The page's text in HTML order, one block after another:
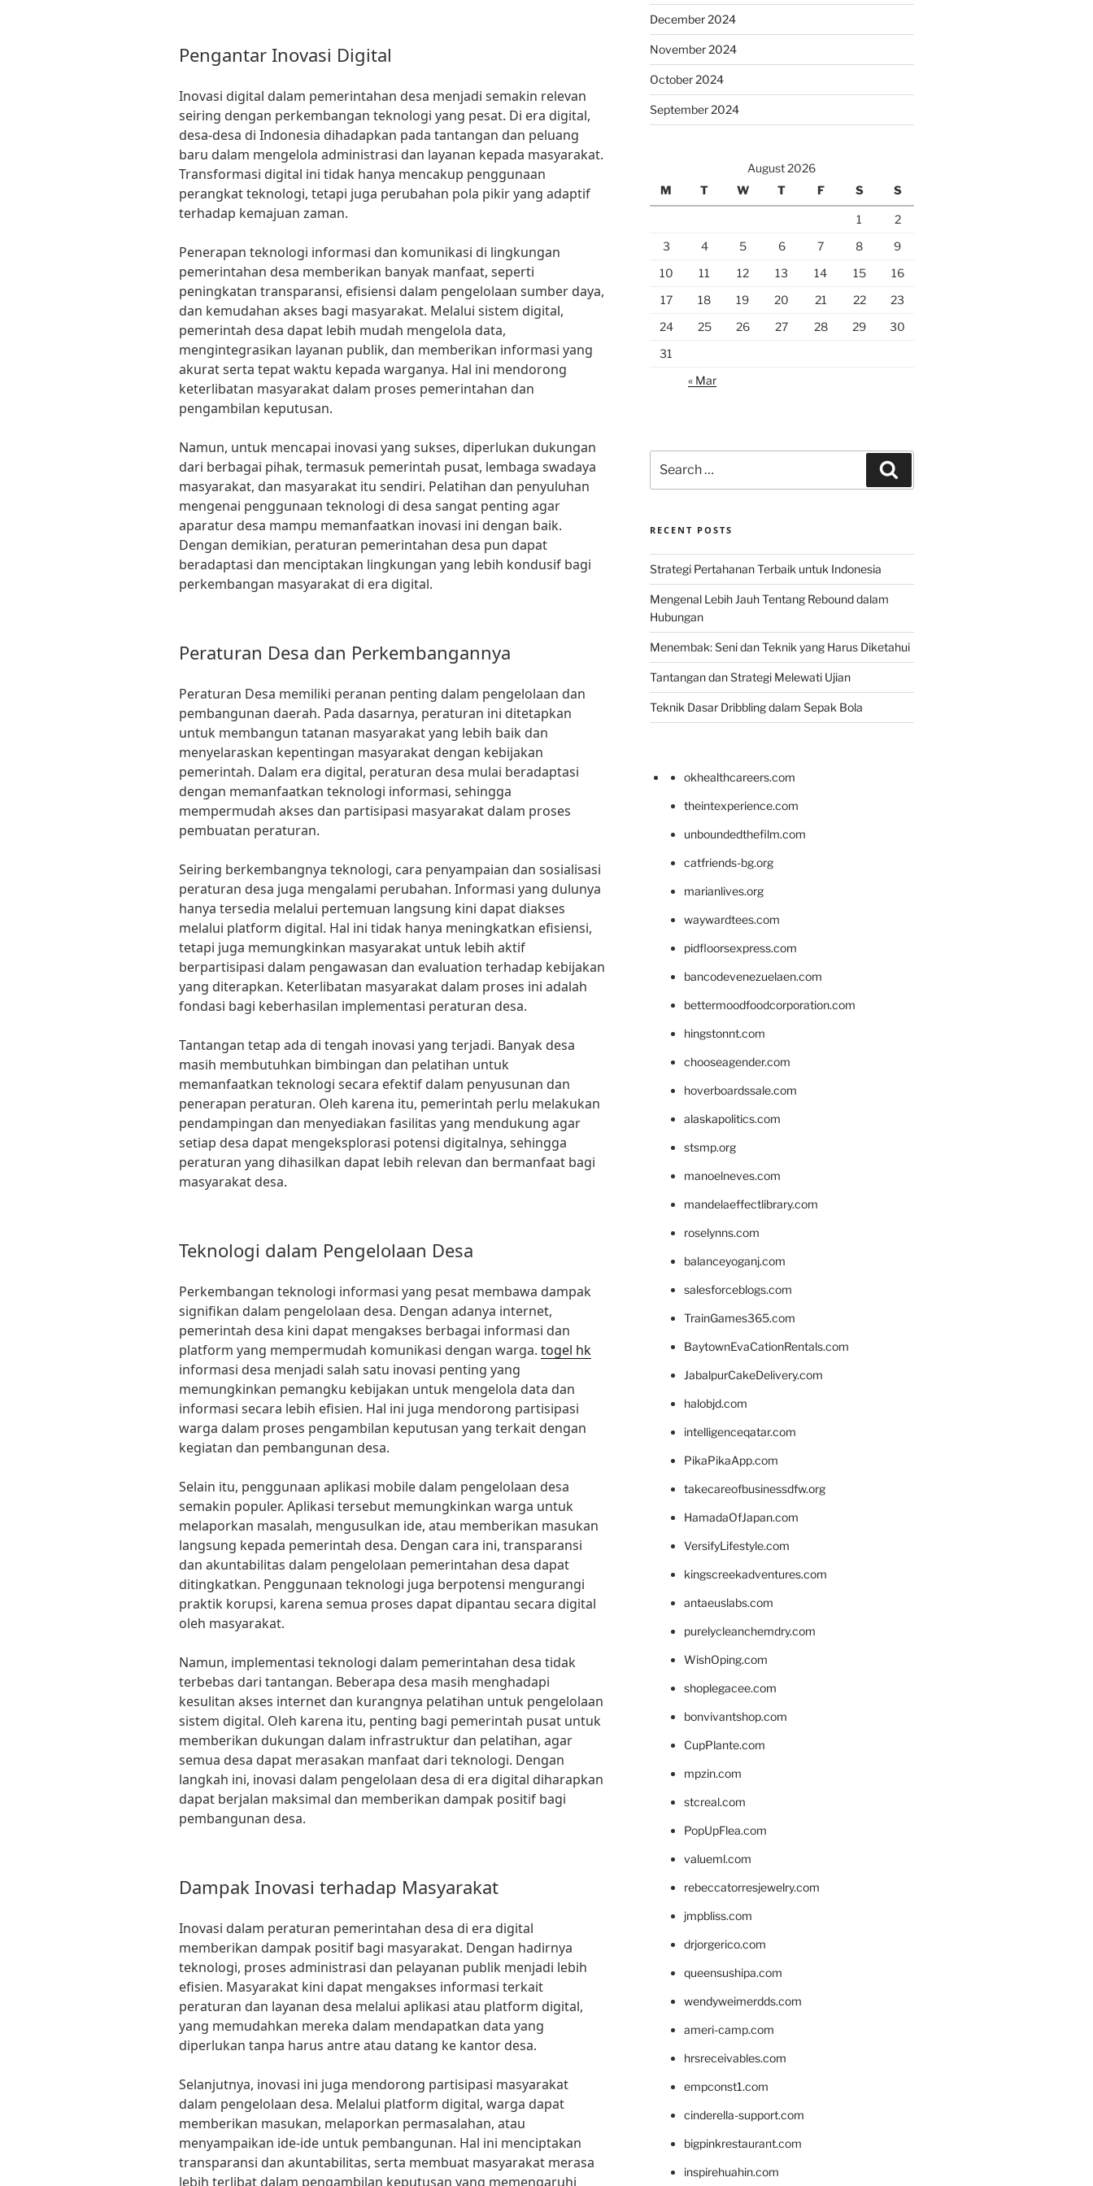
Pengantar Inovasi Digital
Inovasi digital dalam pemerintahan desa menjadi semakin relevan
seiring dengan perkembangan teknologi yang pesat. Di era digital,
desa-desa di Indonesia dihadapkan pada tantangan dan peluang
baru dalam mengelola administrasi dan layanan kepada masyarakat.
Transformasi digital ini tidak hanya mencakup penggunaan
perangkat teknologi, tetapi juga perubahan pola pikir yang adaptif
terhadap kemajuan zaman.
Penerapan teknologi informasi dan komunikasi di lingkungan
pemerintahan desa memberikan banyak manfaat, seperti
peningkatan transparansi, efisiensi dalam pengelolaan sumber daya,
dan kemudahan akses bagi masyarakat. Melalui sistem digital,
pemerintah desa dapat lebih mudah mengelola data,
mengintegrasikan layanan publik, dan memberikan informasi yang
akurat serta tepat waktu kepada warganya. Hal ini mendorong
keterlibatan masyarakat dalam proses pemerintahan dan
pengambilan keputusan.
Namun, untuk mencapai inovasi yang sukses, diperlukan dukungan
dari berbagai pihak, termasuk pemerintah pusat, lembaga swadaya
masyarakat, dan masyarakat itu sendiri. Pelatihan dan penyuluhan
mengenai penggunaan teknologi di desa sangat penting agar
aparatur desa mampu memanfaatkan inovasi ini dengan baik.
Dengan demikian, peraturan pemerintahan desa pun dapat
beradaptasi dan menciptakan lingkungan yang lebih kondusif bagi
perkembangan masyarakat di era digital.
Peraturan Desa dan Perkembangannya
Peraturan Desa memiliki peranan penting dalam pengelolaan dan
pembangunan daerah. Pada dasarnya, peraturan ini ditetapkan
untuk membangun tatanan masyarakat yang lebih baik dan
menyelaraskan kepentingan masyarakat dengan kebijakan
pemerintah. Dalam era digital, peraturan desa mulai beradaptasi
dengan memanfaatkan teknologi informasi, sehingga
mempermudah akses dan partisipasi masyarakat dalam proses
pembuatan peraturan.
Seiring berkembangnya teknologi, cara penyampaian dan sosialisasi
peraturan desa juga mengalami perubahan. Informasi yang dulunya
hanya tersedia melalui pertemuan langsung kini dapat diakses
melalui platform digital. Hal ini tidak hanya meningkatkan efisiensi,
tetapi juga memungkinkan masyarakat untuk lebih aktif
berpartisipasi dalam pengawasan dan evaluation terhadap kebijakan
yang diterapkan. Keterlibatan masyarakat dalam proses ini adalah
fondasi bagi keberhasilan implementasi peraturan desa.
Tantangan tetap ada di tengah inovasi yang terjadi. Banyak desa
masih membutuhkan bimbingan dan pelatihan untuk
memanfaatkan teknologi secara efektif dalam penyusunan dan
penerapan peraturan. Oleh karena itu, pemerintah perlu melakukan
pendampingan dan menyediakan fasilitas yang mendukung agar
setiap desa dapat mengeksplorasi potensi digitalnya, sehingga
peraturan yang dihasilkan dapat lebih relevan dan bermanfaat bagi
masyarakat desa.
Teknologi dalam Pengelolaan Desa
Perkembangan teknologi informasi yang pesat membawa dampak
signifikan dalam pengelolaan desa. Dengan adanya internet,
pemerintah desa kini dapat mengakses berbagai informasi dan
platform yang mempermudah komunikasi dengan warga. togel hk
informasi desa menjadi salah satu inovasi penting yang
memungkinkan pemangku kebijakan untuk mengelola data dan
informasi secara lebih efisien. Hal ini juga mendorong partisipasi
warga dalam proses pengambilan keputusan yang terkait dengan
kegiatan dan pembangunan desa.
Selain itu, penggunaan aplikasi mobile dalam pengelolaan desa
semakin populer. Aplikasi tersebut memungkinkan warga untuk
melaporkan masalah, mengusulkan ide, atau memberikan masukan
langsung kepada pemerintah desa. Dengan cara ini, transparansi
dan akuntabilitas dalam pengelolaan pemerintahan desa dapat
ditingkatkan. Penggunaan teknologi juga berpotensi mengurangi
praktik korupsi, karena semua proses dapat dipantau secara digital
oleh masyarakat.
Namun, implementasi teknologi dalam pemerintahan desa tidak
terbebas dari tantangan. Beberapa desa masih menghadapi
kesulitan akses internet dan kurangnya pelatihan untuk pengelolaan
sistem digital. Oleh karena itu, penting bagi pemerintah pusat untuk
memberikan dukungan dalam infrastruktur dan pelatihan, agar
semua desa dapat merasakan manfaat dari teknologi. Dengan
langkah ini, inovasi dalam pengelolaan desa di era digital diharapkan
dapat berjalan maksimal dan memberikan dampak positif bagi
pembangunan desa.
Dampak Inovasi terhadap Masyarakat
Inovasi dalam peraturan pemerintahan desa di era digital
memberikan dampak positif bagi masyarakat. Dengan hadirnya
teknologi, proses administrasi dan pelayanan publik menjadi lebih
efisien. Masyarakat kini dapat mengakses informasi terkait
peraturan dan layanan desa melalui aplikasi atau platform digital,
yang memudahkan mereka dalam mendapatkan data yang
diperlukan tanpa harus antre atau datang ke kantor desa.
Selanjutnya, inovasi ini juga mendorong partisipasi masyarakat
dalam pengelolaan desa. Melalui platform digital, warga dapat
memberikan masukan, melaporkan permasalahan, atau
menyampaikan ide-ide untuk pembangunan. Hal ini menciptakan
transparansi dan akuntabilitas, serta membuat masyarakat merasa
lebih terlibat dalam pengambilan keputusan yang memengaruhi
December 2024
November 2024
October 2024
September 2024
August 2026
M
T W T F S S
1
2
3
4 5 6 7 8
9
10
11 12 13 14 15
16
17
18 19 20 21 22
23
24
25 26 27 28 29
30
31
« Mar
for:
RECENT POSTS
Strategi Pertahanan Terbaik untuk Indonesia
Mengenal Lebih Jauh Tentang Rebound dalam
Hubungan
Menembak: Seni dan Teknik yang Harus Diketahui
Tantangan dan Strategi Melewati Ujian
Teknik Dasar Dribbling dalam Sepak Bola
okhealthcareers.com
theintexperience.com
unboundedthefilm.com
catfriends-bg.org
marianlives.org
waywardtees.com
pidfloorsexpress.com
bancodevenezuelaen.com
bettermoodfoodcorporation.com
hingstonnt.com
chooseagender.com
hoverboardssale.com
alaskapolitics.com
stsmp.org
manoelneves.com
mandelaeffectlibrary.com
roselynns.com
balanceyoganj.com
salesforceblogs.com
TrainGames365.com
BaytownEvaCationRentals.com
JabalpurCakeDelivery.com
halobjd.com
intelligenceqatar.com
PikaPikaApp.com
takecareofbusinessdfw.org
HamadaOfJapan.com
VersifyLifestyle.com
kingscreekadventures.com
antaeuslabs.com
purelycleanchemdry.com
WishOping.com
shoplegacee.com
bonvivantshop.com
CupPlante.com
mpzin.com
stcreal.com
PopUpFlea.com
valueml.com
rebeccatorresjewelry.com
jmpbliss.com
drjorgerico.com
queensushipa.com
wendyweimerdds.com
ameri-camp.com
hrsreceivables.com
empconst1.com
cinderella-support.com
bigpinkrestaurant.com
inspirehuahin.com